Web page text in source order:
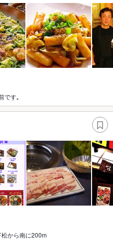
です｡
から南に200m